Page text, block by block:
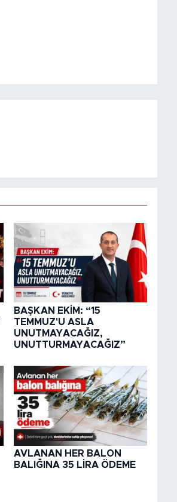
BAŞKAN EKİM: “15
TEMMUZ'U ASLA
UNUTMAYACAĞIZ,
UNUTTURMAYACAĞIZ”
AVLANAN HER BALON
BALIĞINA 35 LİRA ÖDEME